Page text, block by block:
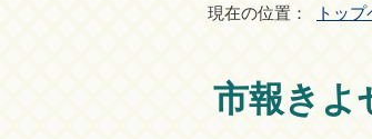
現在の位置： トッ
市報き